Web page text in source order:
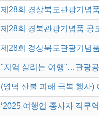
제28회 경상북도관광기념
제28회 경북관광기념품 공
제28회 경상북도관광기념
"지역 살리는 여행"…관광
(영덕 산불 피해 극복 행사
‘2025 여행업 종사자 직무